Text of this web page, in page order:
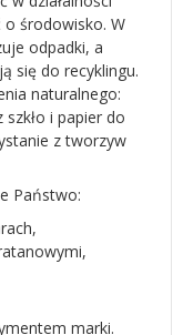
o środowisko. W
odpadki, a
się do recyklingu.
naturalnego:
i papier do
z tworzyw
Państwo:
marki.